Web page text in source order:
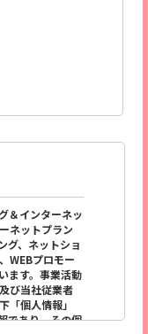
＆インターネッ
ネットプラン
グ、ネットショ
WEBプロモー
ます。事業活動
び当社従業者
「個人情報」
であり、その個